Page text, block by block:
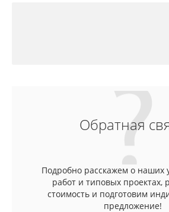
Обратная
Подробно расскажем о наших
работ и типовых проектах,
стоимость и подготовим
предложение!